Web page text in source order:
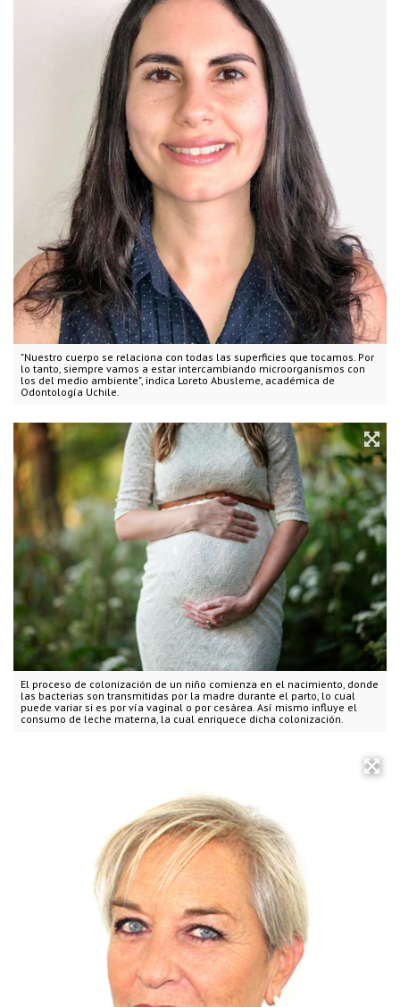
"Nuestro cuerpo se relaciona con todas las superficies que tocamos. Por
lo tanto, siempre vamos a estar intercambiando microorganismos con
los del medio ambiente", indica Loreto Abusleme, académica de
Odontología Uchile.
El proceso de colonización de un niño comienza en el nacimiento, donde
las bacterias son transmitidas por la madre durante el parto, lo cual
puede variar si es por vía vaginal o por cesárea. Así mismo influye el
consumo de leche materna, la cual enriquece dicha colonización.